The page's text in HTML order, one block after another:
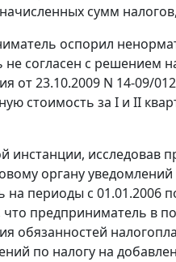
сумм
оспорил
не согласен с решением
от 23.10.2009 N 14-09/
стоимость за I и II
инстанции, исследовав
органу
на периоды с 01.01.2006
что предприниматель в
обязанностей
по налогу на